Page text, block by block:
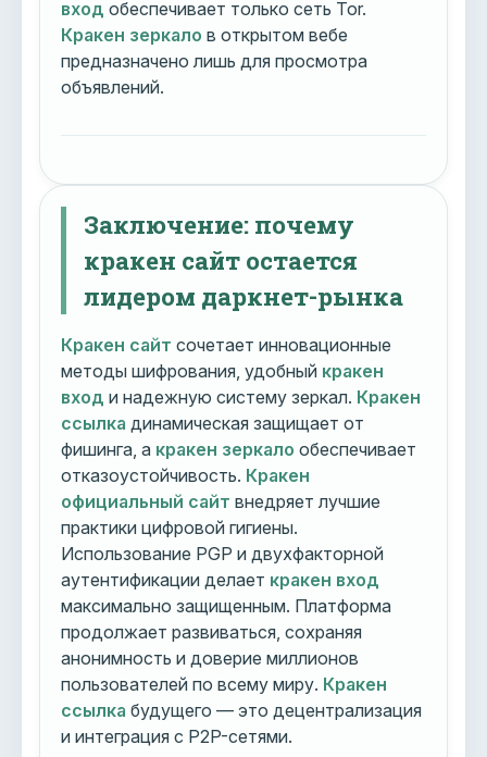
вход обеспечивает только сеть Tor.
Кракен зеркало в открытом вебе
предназначено лишь для просмотра
объявлений.
Заключение: почему
кракен сайт остается
лидером даркнет-рынка
Кракен сайт сочетает инновационные
методы шифрования, удобный кракен
вход и надежную систему зеркал. Кракен
ссылка динамическая защищает от
фишинга, а кракен зеркало обеспечивает
отказоустойчивость. Кракен
официальный сайт внедряет лучшие
практики цифровой гигиены.
Использование PGP и двухфакторной
аутентификации делает кракен вход
максимально защищенным. Платформа
продолжает развиваться, сохраняя
анонимность и доверие миллионов
пользователей по всему миру. Кракен
ссылка будущего — это децентрализация
и интеграция с P2P-сетями.